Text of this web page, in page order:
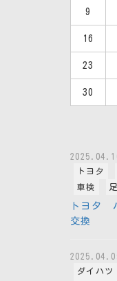
9
16
23
30
トヨタ
車検
トヨタ
交換
ダイハツ